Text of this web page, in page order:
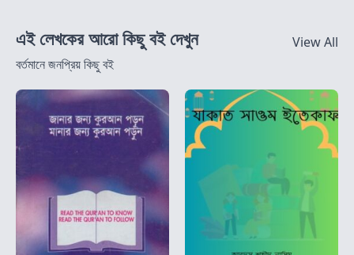
এই লেখকের আরো কিছু বই দেখুন
বর্তমানে জনপ্রিয় কিছু বই
View All